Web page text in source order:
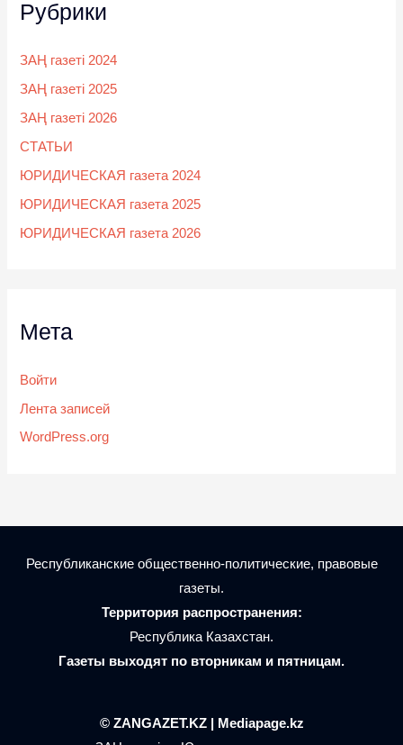
Рубрики
ЗАҢ газеті 2024
ЗАҢ газеті 2025
ЗАҢ газеті 2026
СТАТЬИ
ЮРИДИЧЕСКАЯ газета 2024
ЮРИДИЧЕСКАЯ газета 2025
ЮРИДИЧЕСКАЯ газета 2026
Мета
Войти
Лента записей
WordPress.org
Республиканские общественно-политические, правовые
газеты.
Территория распространения:
Республика Казахстан.
Газеты выходят по вторникам и пятницам.
© ZANGAZET.KZ | Mediapage.kz